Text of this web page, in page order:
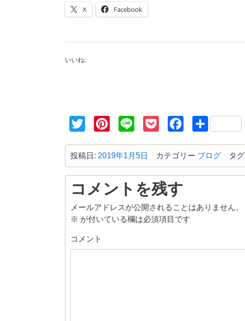
X Facebook
いいね:
TwitterPinterest
Line PocketFacebook
共
投稿日: 2019年1月5日 カテゴリー ブログ タグ
コメントを残す
メールアドレスが公開されることはありません。
※ が付いている欄は必須項目です
コメント